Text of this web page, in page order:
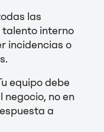
las
interno
incidencias o
equipo debe
no en
a